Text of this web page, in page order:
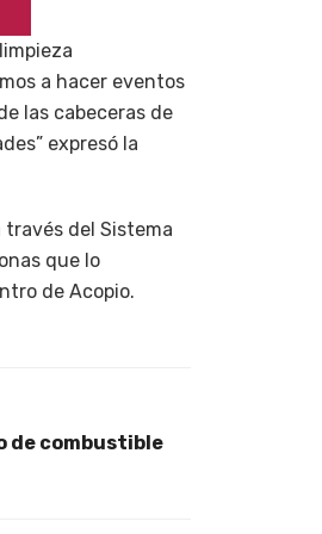
a hacer eventos
las cabeceras de
expresó la
través del Sistema
que lo
de Acopio.
de combustible